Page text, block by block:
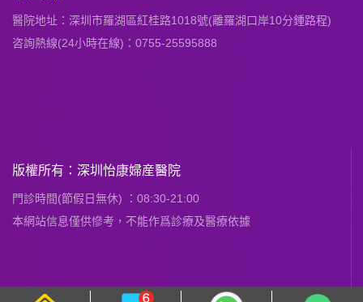
醫院地址：深圳市羅湖區紅桂路1018號(離羅湖口岸10分鍾路程)
咨詢熱線(24小時在線)：0755-25595888
版權所有：深圳怡康婦産醫院
門診時間(節假日無休) ：08:30-21:00
本網站信息僅供慘考，不能作爲診療及醫療依據